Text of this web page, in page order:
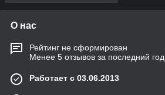
О нас
Рейтинг не сформирован
Менее 5 отзывов за последний год
Работает с 03.06.2013